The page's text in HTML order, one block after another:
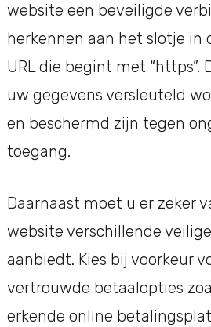
website een beveiligde
herkennen aan het slotje in
URL die begint met “https”.
uw gegevens versleuteld
en beschermd zijn tegen
toegang.
Daarnaast moet u er zeker
website verschillende
aanbiedt. Kies bij voorkeur
vertrouwde betaalopties
erkende online